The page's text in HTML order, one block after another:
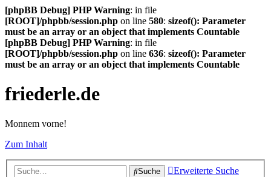
[phpBB Debug] PHP Warning: in file
[ROOT]/phpbb/session.php on line 580: sizeof(): Parameter
must be an array or an object that implements Countable
[phpBB Debug] PHP Warning: in file
[ROOT]/phpbb/session.php on line 636: sizeof(): Parameter
must be an array or an object that implements Countable
friederle.de
Monnem vorne!
Zum Inhalt
Suche Erweiterte Suche